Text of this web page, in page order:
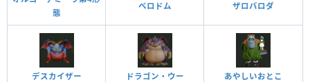
態
ベロドム ザロバロダ
デスカイザー ドラゴン・ウー あやしいおとこ